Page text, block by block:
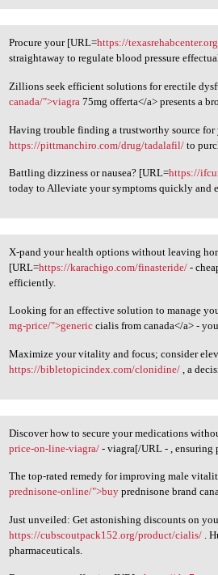
Procure your [URL=https:/
Procure your [URL=https://
straightaway to regulate blood pressure
Zillions seek efficient solutions for erectile
canada/">viagra 75mg offerta</a> presents a
Having trouble finding a trustworthy source
https://pittmanchiro.com/drug/tadalafil/ to
Battling dizziness or nausea? [URL=https://
today to Alleviate your symptoms quickly and
X-pand your health options
X-pand your health options without leaving
[URL=https://karachigo.com/finasteride/ -
efficiently.
Looking for an effective solution to manage
mg-price/">generic cialis from canada</a> -
Maximize your vitality and focus; consider
https://bibletopicindex.com/clonidine/ , a
Discover how to secure your
Discover how to secure your medications
price-on-line-viagra/ - viagra[/URL - , ensuring
The top-rated remedy for improving male
prednisone-online/">buy prednisone brand
Just unveiled: Get astonishing discounts on
https://cubscoutpack152.org/product/cialis/ .
pharmaceuticals.